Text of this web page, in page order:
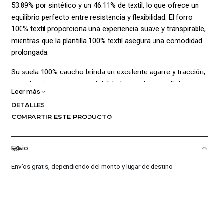
53.89% por sintético y un 46.11% de textil, lo que ofrece un
equilibrio perfecto entre resistencia y flexibilidad. El forro
100% textil proporciona una experiencia suave y transpirable,
mientras que la plantilla 100% textil asegura una comodidad
prolongada.
Su suela 100% caucho brinda un excelente agarre y tracción,
permitiendo una mayor estabilidad en cada paso. Este
modelo es ideal tanto para actividades deportivas como para
complementar tu look casual. Con los tenis PUMA Hypnotic,
disfrutarás de un estilo dinámico y confort en cada
Perfectos para quienes buscan un calzado que combine
funcionalidad, resistencia y un toque de estilo único.
Leer más
DETALLES
COMPARTIR ESTE PRODUCTO
Envio
Envíos gratis, dependiendo del monto y lugar de destino